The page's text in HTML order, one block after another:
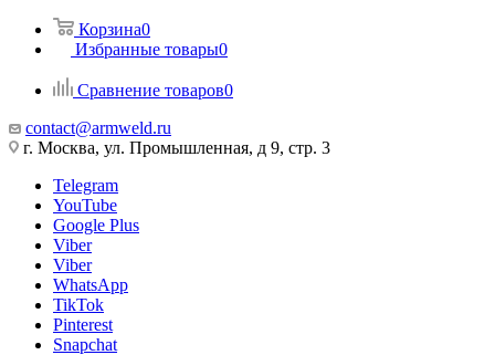
Корзина0
Избранные товары0
Сравнение товаров0
contact@armweld.ru
г. Москва, ул. Промышленная, д 9, стр. 3
Telegram
YouTube
Google Plus
Viber
Viber
WhatsApp
TikTok
Pinterest
Snapchat